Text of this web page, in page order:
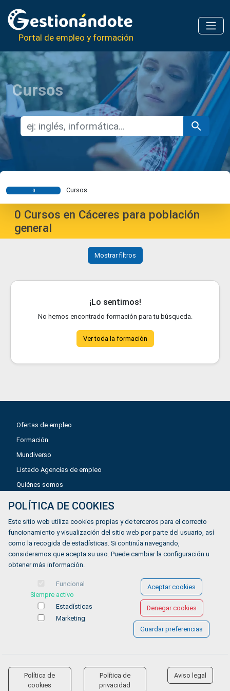
Portal de empleo y formación
Cursos
0 Cursos
0 Cursos en Cáceres para población
general
Mostrar filtros
¡Lo sentimos!
No hemos encontrado formación para tu búsqueda.
Ver toda la formación
Ofertas de empleo
Formación
Mundiverso
Listado Agencias de empleo
Quiénes somos
Política de privacidad
Política de Cookies
Accesibilidad
© COPYRIGHT 2026 Gestionándote.com
POLÍTICA DE COOKIES
Este sitio web utiliza cookies propias y de terceros para el correcto
funcionamiento y visualización del sitio web por parte del usuario, así
como la recogida de estadísticas. Si continúa navegando,
consideramos que acepta su uso. Puede cambiar la configuración u
obtener más información.
Funcional
Siempre activo
Estadísticas
Marketing
Aceptar cookies
Denegar cookies
Guardar preferencias
Política de
cookies
Política de
privacidad
Aviso legal